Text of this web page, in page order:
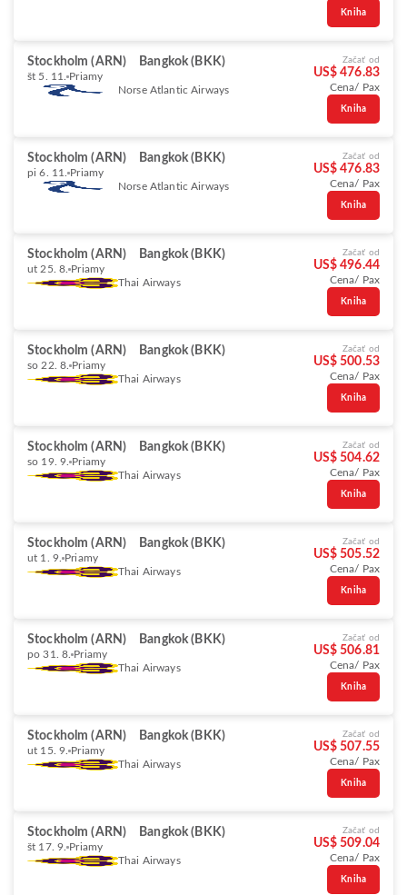
Kniha
Stockholm (ARN) Bangkok (BKK)
št 5. 11. Priamy
Norse Atlantic Airways
Začať od
US$ 476.83
Cena/ Pax
Kniha
Stockholm (ARN) Bangkok (BKK)
pi 6. 11. Priamy
Norse Atlantic Airways
Začať od
US$ 476.83
Cena/ Pax
Kniha
Stockholm (ARN) Bangkok (BKK)
ut 25. 8. Priamy
Thai Airways
Začať od
US$ 496.44
Cena/ Pax
Kniha
Stockholm (ARN) Bangkok (BKK)
so 22. 8. Priamy
Thai Airways
Začať od
US$ 500.53
Cena/ Pax
Kniha
Stockholm (ARN) Bangkok (BKK)
so 19. 9. Priamy
Thai Airways
Začať od
US$ 504.62
Cena/ Pax
Kniha
Stockholm (ARN) Bangkok (BKK)
ut 1. 9. Priamy
Thai Airways
Začať od
US$ 505.52
Cena/ Pax
Kniha
Stockholm (ARN) Bangkok (BKK)
po 31. 8. Priamy
Thai Airways
Začať od
US$ 506.81
Cena/ Pax
Kniha
Stockholm (ARN) Bangkok (BKK)
ut 15. 9. Priamy
Thai Airways
Začať od
US$ 507.55
Cena/ Pax
Kniha
Stockholm (ARN) Bangkok (BKK)
št 17. 9. Priamy
Thai Airways
Začať od
US$ 509.04
Cena/ Pax
Kniha